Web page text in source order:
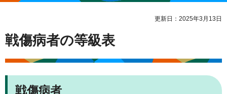
更新日：2025年3月13日
戦傷病者の等級表
戦傷病者